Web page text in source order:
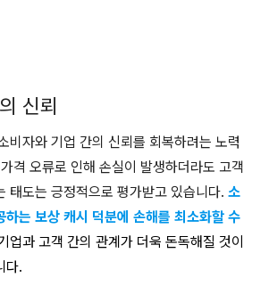
신뢰
비자와 기업 간의 신뢰를 회복하려는 노력
격 오류로 인해 손실이 발생하더라도 고객
태도는 긍정적으로 평가받고 있습니다. 소
하는 보상 캐시 덕분에 손해를 최소화할 수
업과 고객 간의 관계가 더욱 돈독해질 것이
다.